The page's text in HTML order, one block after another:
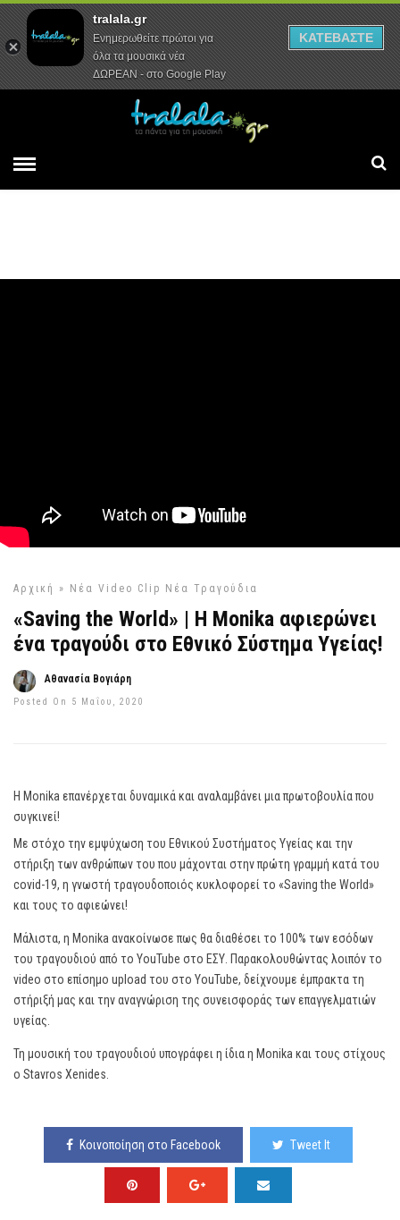
Αρχική Συνεντεύξεις Ρεπορτάζ
Αρχική » Νέα Video Clip Νέα Τραγούδια
«Saving the World» | Η Monika αφιερώνει
ένα τραγούδι στο Εθνικό Σύστημα Υγείας!
Αθανασία Βογιάρη
Posted On 5 Μαΐου, 2020
Η Monika επανέρχεται δυναμικά και αναλαμβάνει μια πρωτοβουλία που
συγκινεί!
Με στόχο την εμψύχωση του Εθνικού Συστήματος Υγείας και την
στήριξη των ανθρώπων του που μάχονται στην πρώτη γραμμή κατά του
covid-19, η γνωστή τραγουδοποιός κυκλοφορεί το «Saving the World»
και τους το αφιεώνει!
Μάλιστα, η Monika ανακοίνωσε πως θα διαθέσει το 100% των εσόδων
του τραγουδιού από το YouTube στο ΕΣΥ. Παρακολουθώντας λοιπόν το
video στο επίσημο upload του στο YouTube, δείχνουμε έμπρακτα τη
στήριξή μας και την αναγνώριση της συνεισφοράς των επαγγελματιών
υγείας.
Τη μουσική του τραγουδιού υπογράφει η ίδια η Monika και τους στίχους
ο Stavros Xenides.
Κοινοποίηση στο Facebook Tweet It
tralala.gr
Ενημερωθείτε πρώτοι για
όλα τα μουσικά νέα
ΔΩΡΕΑΝ - στο Google Play
ΚΑΤΕΒΑΣΤΕ